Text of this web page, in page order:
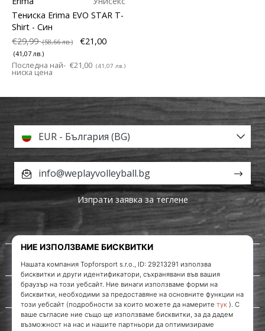
Тениска Erima EVO STAR T-
Shirt - Син
€29,99(58,66 лв.) €21,00
(41,07 лв.)
Последна най-
ниска цена
€21,00 (41,07 лв.)
За нас
Обслужване на клиенти
EUR - България (BG)
info@weplayvolleyball.bg
Изпрати заявка за теглене